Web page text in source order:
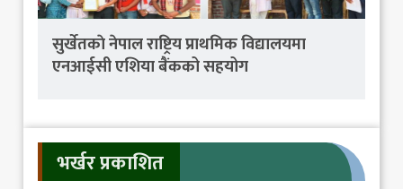
सुर्खेतकाे नेपाल राष्ट्रिय प्राथमिक विद्यालयमा
एनआईसी एशिया बैंकको सहयोग
भर्खर प्रकाशित